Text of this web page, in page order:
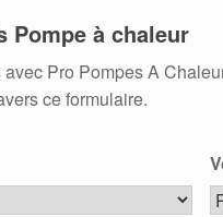
Pompe à chaleur
Pro Pompes A
ce formulaire.